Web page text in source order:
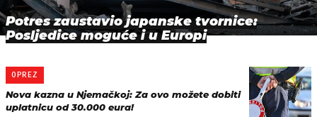
Potres zaustavio japanske tvornice:
Posljedice moguće i u Europi
OPREZ
Nova kazna u Njemačkoj: Za ovo možete dobiti
uplatnicu od 30.000 eura!